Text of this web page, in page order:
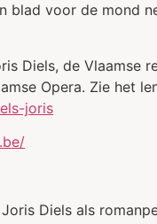
voor de mond
Diels, de Vlaamse
Opera. Zie het
joris
Diels als